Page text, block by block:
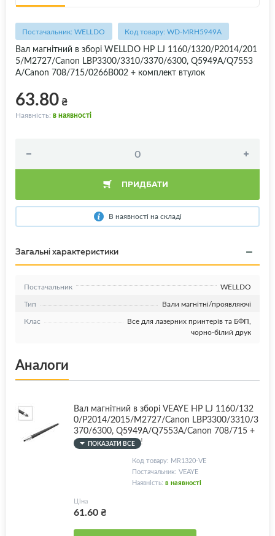
Постачальник: WELLDO Код товару: WD-MRH5949A
Вал магнітний в зборі WELLDO HP LJ 1160/1320/P2014/201
5/M2727/Canon LBP3300/3310/3370/6300, Q5949A/Q7553
A/Canon 708/715/0266B002 + комплект втулок
63.80₴
Наявність: в наявності
ПРИДБАТИ
В наявності на складі
Загальні характеристики
Постачальник
WELLDO
Тип
Вали магнітні/проявляючі
Клас
Все для лазерних принтерів та БФП,
чорно-білий друк
Аналоги
Вал магнітний в зборі VEAYE HP LJ 1160/132
0/P2014/2015/M2727/Canon LBP3300/3310/3
370/6300, Q5949A/Q7553A/Canon 708/715 +
комплект втулок!
ПОКАЗАТИ ВСЕ
Код товару: MR1320-VE
Постачальник: VEAYE
Наявність: в наявності
Ціна
61.60₴